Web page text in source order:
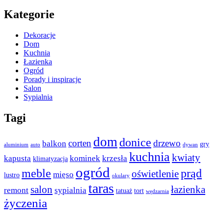
Kategorie
Dekoracje
Dom
Kuchnia
Łazienka
Ogród
Porady i inspiracje
Salon
Sypialnia
Tagi
aluminium auto balkon corten dom donice drzewo dywan gry
kapusta klimatyzacja kominek krzesła kuchnia kwiaty
lustro meble mięso ogród okulary oświetlenieprąd
remont salon sypialnia taras tatuaż tort wędzarnia łazienka
życzenia